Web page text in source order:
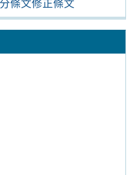
條文修正條文